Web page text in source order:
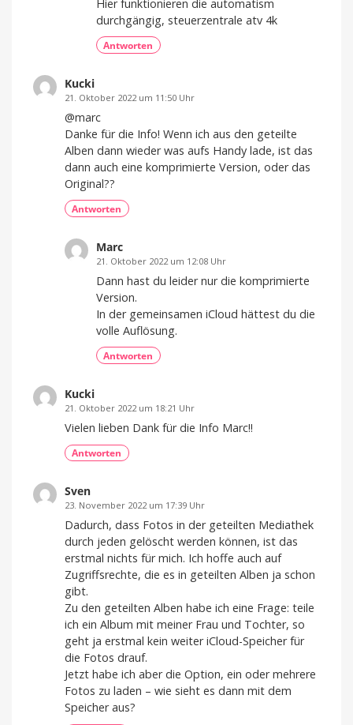
Hier funktionieren die automatism
durchgängig, steuerzentrale atv 4k
Antworten
Kucki
21. Oktober 2022 um 11:50 Uhr
@marc
Danke für die Info! Wenn ich aus den geteilte
Alben dann wieder was aufs Handy lade, ist das
dann auch eine komprimierte Version, oder das
Original??
Antworten
Marc
21. Oktober 2022 um 12:08 Uhr
Dann hast du leider nur die komprimierte
Version.
In der gemeinsamen iCloud hättest du die
volle Auflösung.
Antworten
Kucki
21. Oktober 2022 um 18:21 Uhr
Vielen lieben Dank für die Info Marc!!
Antworten
Sven
23. November 2022 um 17:39 Uhr
Dadurch, dass Fotos in der geteilten Mediathek
durch jeden gelöscht werden können, ist das
erstmal nichts für mich. Ich hoffe auch auf
Zugriffsrechte, die es in geteilten Alben ja schon
gibt.
Zu den geteilten Alben habe ich eine Frage: teile
ich ein Album mit meiner Frau und Tochter, so
geht ja erstmal kein weiter iCloud-Speicher für
die Fotos drauf.
Jetzt habe ich aber die Option, ein oder mehrere
Fotos zu laden – wie sieht es dann mit dem
Speicher aus?